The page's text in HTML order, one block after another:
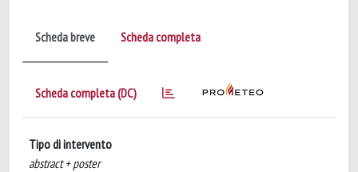
Scheda breve Scheda completa
Scheda completa (DC)
Tipo di intervento
abstract + poster